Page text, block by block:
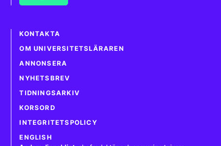
KONTAKTA
OM UNIVERSITETSLÄRAREN
ANNONSERA
NYHETSBREV
TIDNINGSARKIV
KORSORD
INTEGRITETSPOLICY
ENGLISH